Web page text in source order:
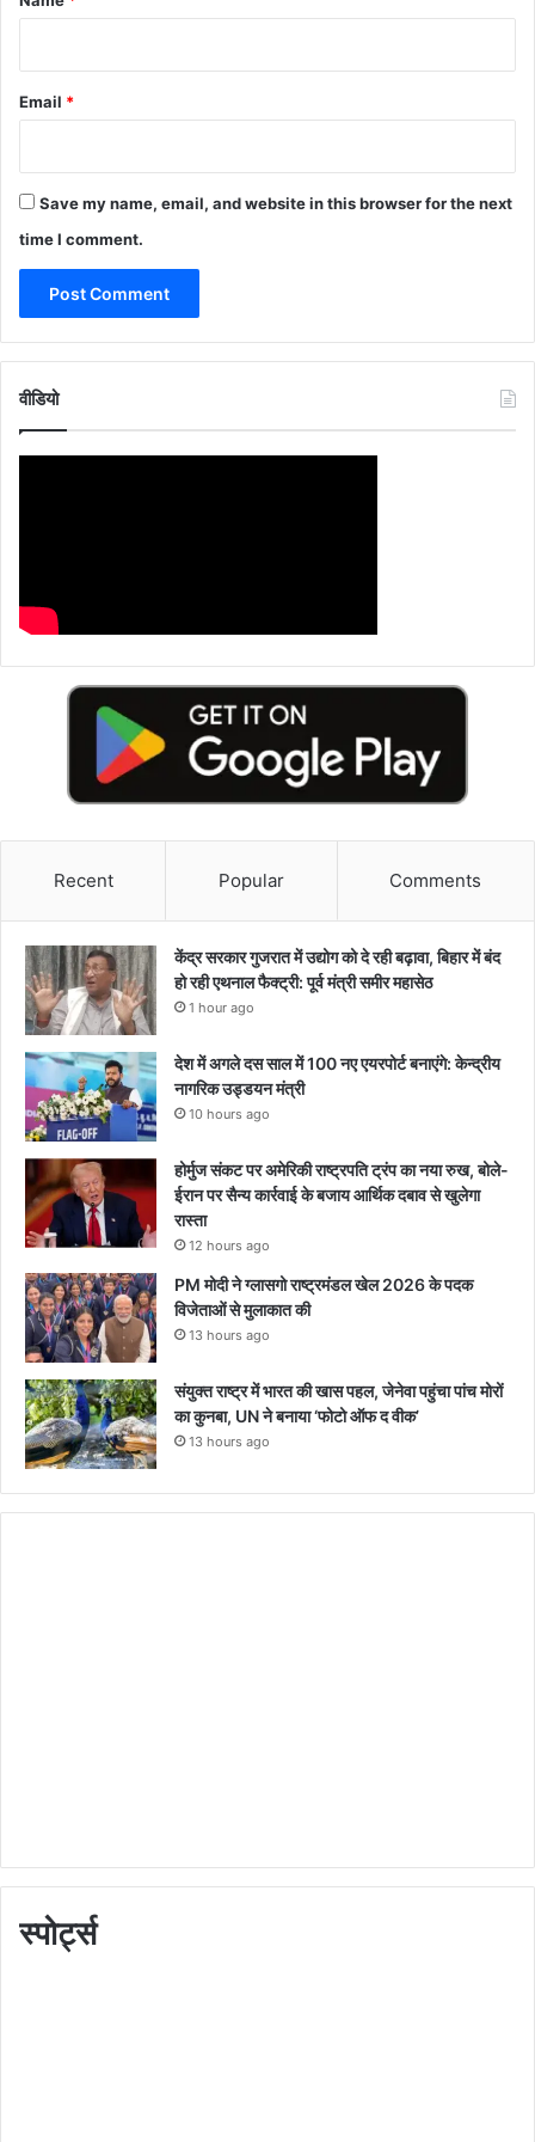
Email *
Save my name, email, and website in this browser for the next
time I comment.
वीडियो
Recent Popular Comments
केंद्र सरकार गुजरात में उद्योग को दे रही बढ़ावा, बिहार में बंद
हो रही एथनाल फैक्ट्री: पूर्व मंत्री समीर महासेठ
1 hour ago
देश में अगले दस साल में 100 नए एयरपोर्ट बनाएंगे: केन्द्रीय
नागरिक उड्डयन मंत्री
10 hours ago
होर्मुज संकट पर अमेरिकी राष्ट्रपति ट्रंप का नया रुख, बोले-
ईरान पर सैन्य कार्रवाई के बजाय आर्थिक दबाव से खुलेगा
रास्ता
12 hours ago
PM मोदी ने ग्लासगो राष्ट्रमंडल खेल 2026 के पदक
विजेताओं से मुलाकात की
13 hours ago
संयुक्त राष्ट्र में भारत की खास पहल, जेनेवा पहुंचा पांच मोरों
का कुनबा, UN ने बनाया ‘फोटो ऑफ द वीक’
13 hours ago
स्पोर्ट्स